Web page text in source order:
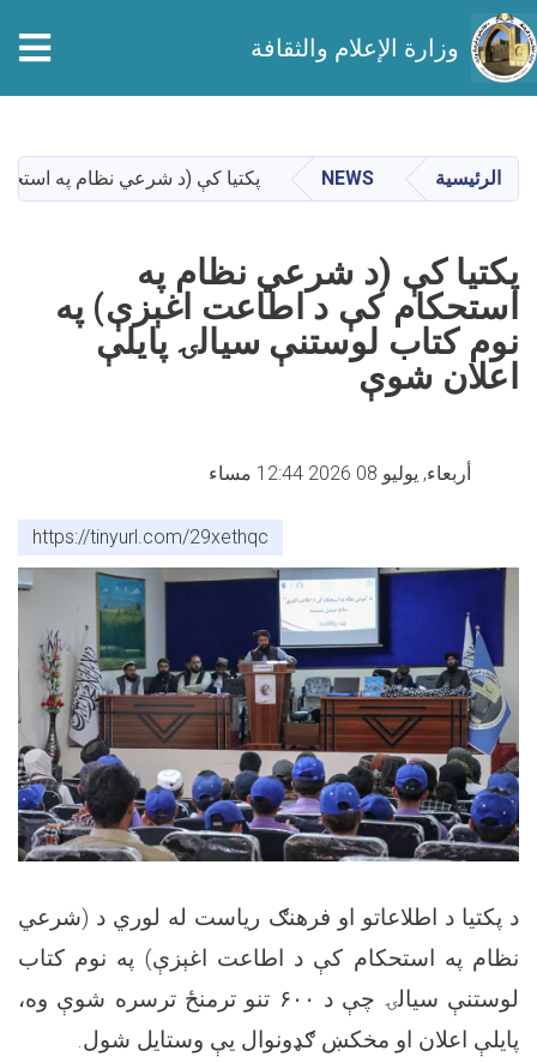
المحتوى
الرئيسي
وزارة الإعلام والثقافة
الرئيسية NEWS پکتیا کې (د شرعي نظام په
پکتیا کې (د شرعي نظام په
استحکام کې د اطاعت اغېزې) په
نوم کتاب لوستنې سیالۍ پایلې
اعلان شوې
أربعاء, يوليو 08 2026 12:44 مساء
https://tinyurl.com/29xethqc
د پکتیا د اطلاعاتو او فرهنګ ریاست له لوري د (شرعي
نظام په استحکام کې د اطاعت اغېزې) په نوم کتاب
لوستنې سیالۍ چې د ۶۰۰ تنو ترمنځ ترسره شوې وه،
پایلې اعلان او مخکښ ګډونوال یې وستایل شول.